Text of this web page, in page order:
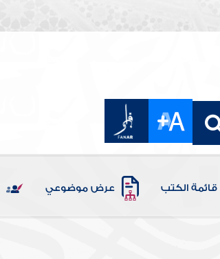
قائمة الكتب عرض موضوعي